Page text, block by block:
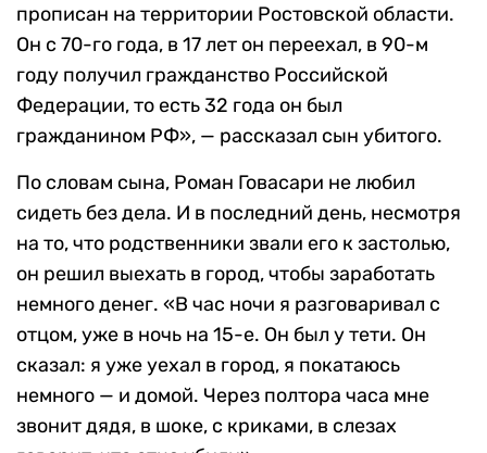
прописан на территории Ростовской области.
Он с 70-го года, в 17 лет он переехал, в 90-м
году получил гражданство Российской
Федерации, то есть 32 года он был
гражданином РФ», — рассказал сын убитого.
По словам сына, Роман Говасари не любил
сидеть без дела. И в последний день, несмотря
на то, что родственники звали его к застолью,
он решил выехать в город, чтобы заработать
немного денег. «В час ночи я разговаривал с
отцом, уже в ночь на 15-е. Он был у тети. Он
сказал: я уже уехал в город, я покатаюсь
немного — и домой. Через полтора часа мне
звонит дядя, в шоке, с криками, в слезах